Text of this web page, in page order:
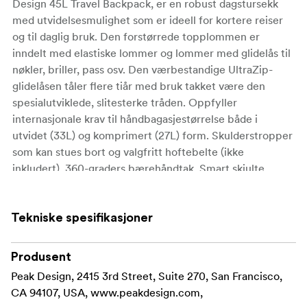
Design 45L Travel Backpack, er en robust dagstursekk
med utvidelsesmulighet som er ideell for kortere reiser
og til daglig bruk. Den forstørrede topplommen er
inndelt med elastiske lommer og lommer med glidelås til
nøkler, briller, pass osv. Den værbestandige UltraZip-
glidelåsen tåler flere tiår med bruk takket være den
spesialutviklede, slitesterke tråden. Oppfyller
internasjonale krav til håndbagasjestørrelse både i
utvidet (33L) og komprimert (27L) form. Skulderstropper
som kan stues bort og valgfritt hoftebelte (ikke
inkludert). 360-graders bærehåndtak. Smart skjulte
canvas med 900D bunnfôr.
Viktige spesifikasjoner:
Nylonfôr
Tekniske spesifikasjoner
Produsent
Peak Design, 2415 3rd Street, Suite 270, San Francisco,
CA 94107, USA, www.peakdesign.com,